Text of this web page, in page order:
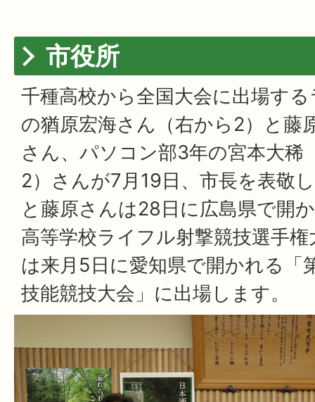
市役所
千種高校から全国大会に出場す
の猶原宏海さん（右から2）と藤
さん、パソコン部3年の宮本大稀
2）さんが7月19日、市長を表敬
と藤原さんは28日に広島県で開
高等学校ライフル射撃競技選手
は来月5日に愛知県で開かれる「
技能競技大会」に出場します。